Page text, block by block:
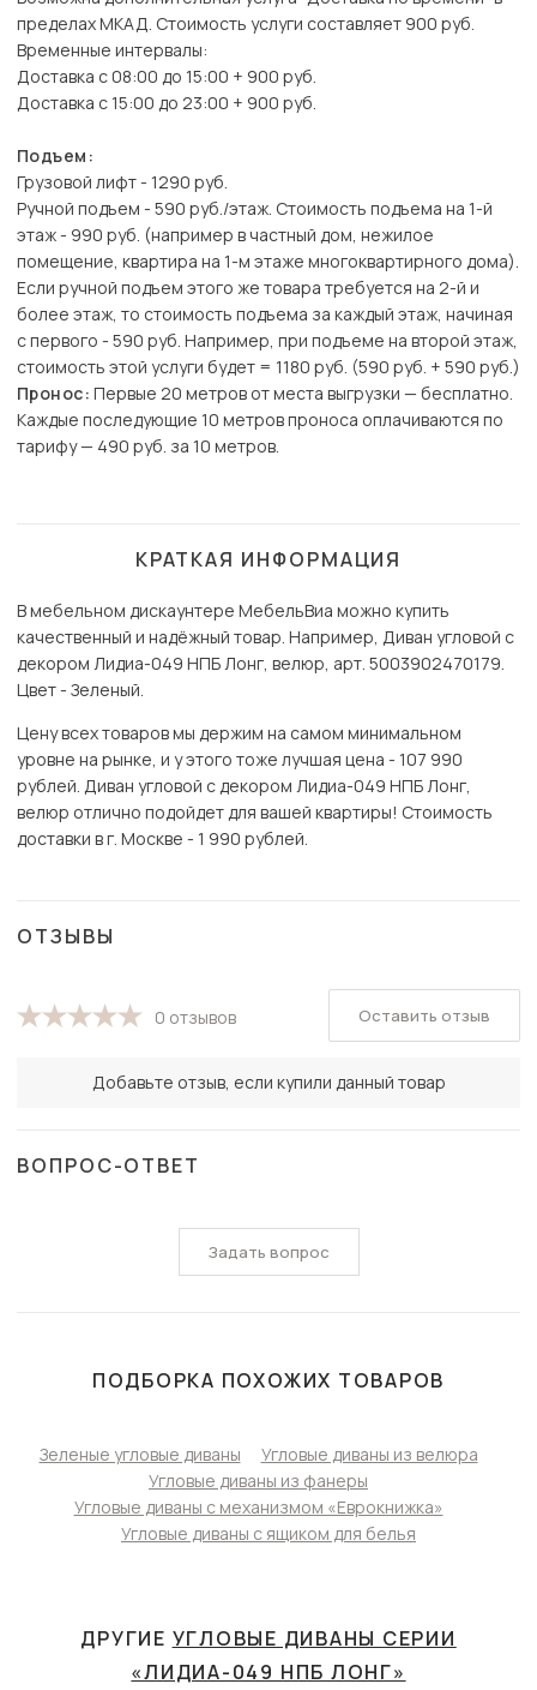
пределах МКАД. Стоимость услуги составляет 900 руб.
Временные интервалы:
Доставка с 08:00 до 15:00 + 900 руб.
Доставка с 15:00 до 23:00 + 900 руб.
Подъем:
Грузовой лифт - 1290 руб.
Ручной подъем - 590 руб./этаж. Стоимость подъема на 1-й
этаж - 990 руб. (например в частный дом, нежилое
помещение, квартира на 1-м этаже многоквартирного дома).
Если ручной подъем этого же товара требуется на 2-й и
более этаж, то стоимость подъема за каждый этаж, начиная
с первого - 590 руб. Например, при подъеме на второй этаж,
стоимость этой услуги будет = 1180 руб. (590 руб. + 590 руб.)
Пронос: Первые 20 метров от места выгрузки — бесплатно.
Каждые последующие 10 метров проноса оплачиваются по
тарифу — 490 руб. за 10 метров.
КРАТКАЯ ИНФОРМАЦИЯ
В мебельном дискаунтере МебельВиа можно купить
качественный и надёжный товар. Например, Диван угловой с
декором Лидиа-049 НПБ Лонг, велюр, арт. 5003902470179.
Цвет - Зеленый.
Цену всех товаров мы держим на самом минимальном
уровне на рынке, и у этого тоже лучшая цена - 107 990
рублей. Диван угловой с декором Лидиа-049 НПБ Лонг,
велюр отлично подойдет для вашей квартиры! Стоимость
доставки в г. Москве - 1 990 рублей.
ОТЗЫВЫ
0 отзывов
Добавьте отзыв, если купили данный товар
Оставить отзыв
ВОПРОС-ОТВЕТ
Задать вопрос
ПОДБОРКА ПОХОЖИХ ТОВАРОВ
Зеленые угловые диваны
Угловые диваны из велюра
Угловые диваны из фанеры
Угловые диваны с механизмом «Еврокнижка»
Угловые диваны с ящиком для белья
ДРУГИЕ УГЛОВЫЕ ДИВАНЫ СЕРИИ
«ЛИДИА-049 НПБ ЛОНГ»